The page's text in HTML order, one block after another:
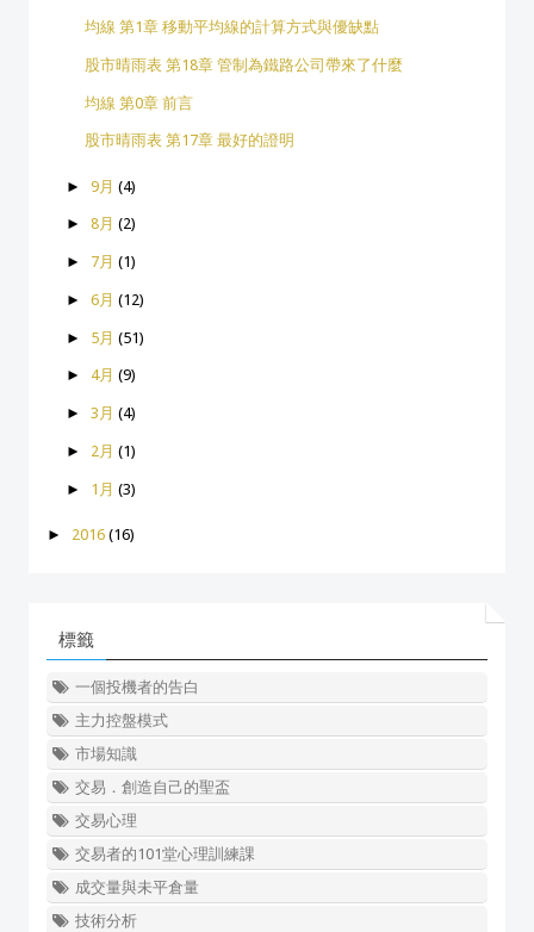
均線 第1章 移動平均線的計算方式與優缺點
股市晴雨表 第18章 管制為鐵路公司帶來了什麼
均線 第0章 前言
股市晴雨表 第17章 最好的證明
► 9月 (4)
► 8月 (2)
► 7月 (1)
► 6月 (12)
► 5月 (51)
► 4月 (9)
► 3月 (4)
► 2月 (1)
► 1月 (3)
► 2016 (16)
標籤
一個投機者的告白
主力控盤模式
市場知識
交易．創造自己的聖盃
交易心理
交易者的101堂心理訓練課
成交量與未平倉量
技術分析